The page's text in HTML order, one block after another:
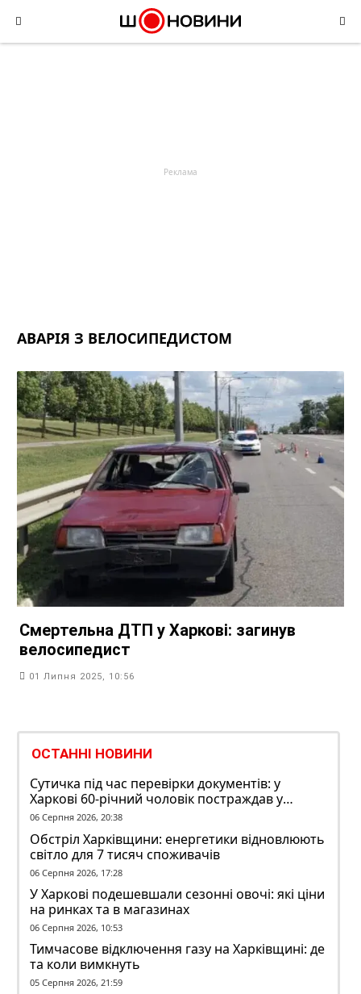
content
АВАРІЯ З ВЕЛОСИПЕДИСТОМ
Смертельна ДТП у Харкові: загинув
велосипедист
01 Липня 2025, 10:56
ОСТАННІ НОВИНИ
Сутичка під час перевірки документів: у
Харкові 60-річний чоловік постраждав у
конфлікті з ТЦК
06 Серпня 2026, 20:38
Обстріл Харківщини: енергетики відновлюють
світло для 7 тисяч споживачів
06 Серпня 2026, 17:28
У Харкові подешевшали сезонні овочі: які ціни
на ринках та в магазинах
06 Серпня 2026, 10:53
Тимчасове відключення газу на Харківщині: де
та коли вимкнуть
05 Серпня 2026, 21:59